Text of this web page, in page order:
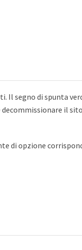
Il segno di spunta
il
di opzione